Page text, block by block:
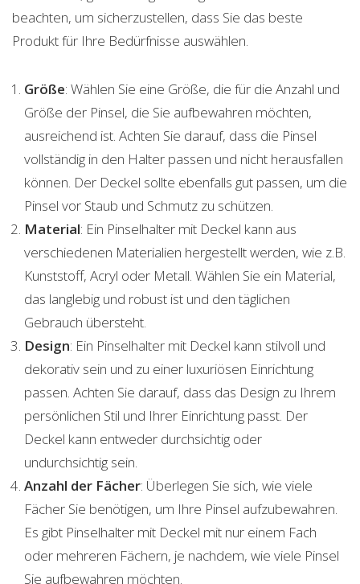
beachten, um sicherzustellen, dass Sie das beste
Produkt für Ihre Bedürfnisse auswählen.
Größe: Wählen Sie eine Größe, die für die Anzahl und
Größe der Pinsel, die Sie aufbewahren möchten,
ausreichend ist. Achten Sie darauf, dass die Pinsel
vollständig in den Halter passen und nicht herausfallen
können. Der Deckel sollte ebenfalls gut passen, um die
Pinsel vor Staub und Schmutz zu schützen.
Material: Ein Pinselhalter mit Deckel kann aus
verschiedenen Materialien hergestellt werden, wie z.B.
Kunststoff, Acryl oder Metall. Wählen Sie ein Material,
das langlebig und robust ist und den täglichen
Gebrauch übersteht.
Design: Ein Pinselhalter mit Deckel kann stilvoll und
dekorativ sein und zu einer luxuriösen Einrichtung
passen. Achten Sie darauf, dass das Design zu Ihrem
persönlichen Stil und Ihrer Einrichtung passt. Der
Deckel kann entweder durchsichtig oder
undurchsichtig sein.
Anzahl der Fächer: Überlegen Sie sich, wie viele
Fächer Sie benötigen, um Ihre Pinsel aufzubewahren.
Es gibt Pinselhalter mit Deckel mit nur einem Fach
oder mehreren Fächern, je nachdem, wie viele Pinsel
Sie aufbewahren möchten.